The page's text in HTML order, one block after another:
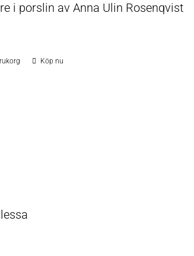
i porslin av Anna Ulin Rosenqvist
Köp nu